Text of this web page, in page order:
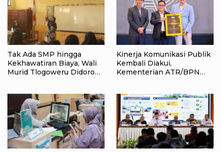
Tak Ada SMP hingga
Kekhawatiran Biaya, Wali
Murid Tlogoweru Didorong
Kinerja Komunikasi Publik
Kembali Diakui,
Kementerian ATR/BPN